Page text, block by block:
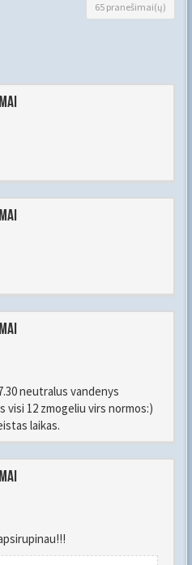
65 pranešimai(ų)
neutralus vandenys
visi 12 zmogeliu virs normos:)
laikas.